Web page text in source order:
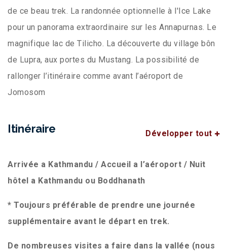
de ce beau trek. La randonnée optionnelle à l'Ice Lake
pour un panorama extraordinaire sur les Annapurnas. Le
magnifique lac de Tilicho. La découverte du village bôn
de Lupra, aux portes du Mustang. La possibilité de
rallonger l’itinéraire comme avant l’aéroport de
Jomosom
Itinéraire Développer tout
Arrivée a Kathmandu / Accueil a l’aéroport / Nuit
hôtel a Kathmandu ou Boddhanath
* Toujours préférable de prendre une journée
supplémentaire avant le départ en trek.
De nombreuses visites a faire dans la vallée (nous